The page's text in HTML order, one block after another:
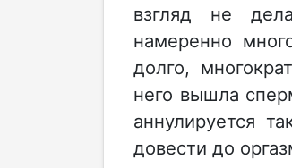
взгляд не
намеренно
долго,
него вышла
аннулируется
довести до